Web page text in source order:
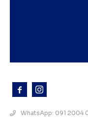
 
WhatsApp: 091 2004